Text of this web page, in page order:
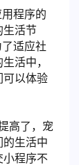
程序的
生活节
适应社
活中，
可以体验
高了，宠
的生活中
小程序不